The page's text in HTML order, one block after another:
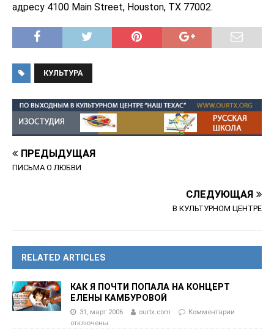
адресу 4100 Main Street, Houston, TX 77002.
КУЛЬТУРА
ПРЕДЫДУЩАЯ
ПИСЬМА О ЛЮБВИ
СЛЕДУЮЩАЯ
В КУЛЬТУРНОМ ЦЕНТРЕ
RELATED ARTICLES
КАК Я ПОЧТИ ПОПАЛА НА КОНЦЕРТ
ЕЛЕНЫ КАМБУРОВОЙ
31, март 2006 ourtx.com
Комментарии
отключены